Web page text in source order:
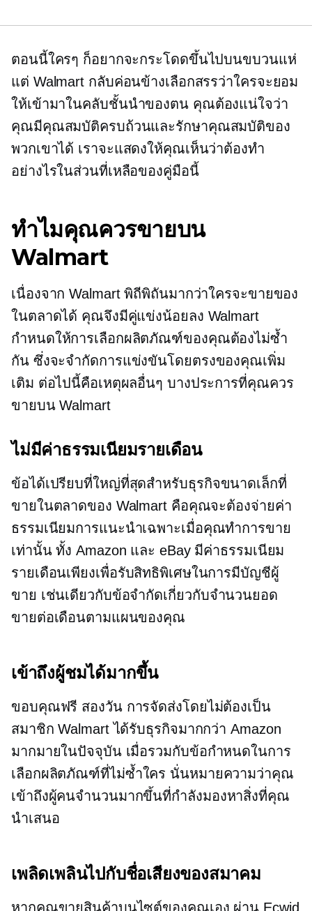
ตอนนี้ใครๆ ก็อยากจะกระโดดขึ้นไปบนขบวนแห่
แต่ Walmart กลับค่อนข้างเลือกสรรว่าใครจะยอม
ให้เข้ามาในคลับชั้นนำของตน คุณต้องแน่ใจว่า
คุณมีคุณสมบัติครบถ้วนและรักษาคุณสมบัติของ
พวกเขาได้ เราจะแสดงให้คุณเห็นว่าต้องทำ
อย่างไรในส่วนที่เหลือของคู่มือนี้
ทำไมคุณควรขายบน
Walmart
เนื่องจาก Walmart พิถีพิถันมากว่าใครจะขายของ
ในตลาดได้ คุณจึงมีคู่แข่งน้อยลง Walmart
กำหนดให้การเลือกผลิตภัณฑ์ของคุณต้องไม่ซ้ำ
กัน ซึ่งจะจำกัดการแข่งขันโดยตรงของคุณเพิ่ม
เติม ต่อไปนี้คือเหตุผลอื่นๆ บางประการที่คุณควร
ขายบน Walmart
ไม่มีค่าธรรมเนียมรายเดือน
ข้อได้เปรียบที่ใหญ่ที่สุดสำหรับธุรกิจขนาดเล็กที่
ขายในตลาดของ Walmart คือคุณจะต้องจ่ายค่า
ธรรมเนียมการแนะนำเฉพาะเมื่อคุณทำการขาย
เท่านั้น ทั้ง Amazon และ eBay มีค่าธรรมเนียม
รายเดือนเพียงเพื่อรับสิทธิพิเศษในการมีบัญชีผู้
ขาย เช่นเดียวกับข้อจำกัดเกี่ยวกับจำนวนยอด
ขายต่อเดือนตามแผนของคุณ
เข้าถึงผู้ชมได้มากขึ้น
ขอบคุณฟรี สองวันการจัดส่งโดยไม่ต้องเป็น
สมาชิก Walmart ได้รับธุรกิจมากกว่า Amazon
มากมายในปัจจุบัน เมื่อรวมกับข้อกำหนดในการ
เลือกผลิตภัณฑ์ที่ไม่ซ้ำใคร นั่นหมายความว่าคุณ
เข้าถึงผู้คนจำนวนมากขึ้นที่กำลังมองหาสิ่งที่คุณ
นำเสนอ
เพลิดเพลินไปกับชื่อเสียงของสมาคม
หากคุณขายสินค้าบนไซต์ของคุณเอง ผ่าน Ecwid